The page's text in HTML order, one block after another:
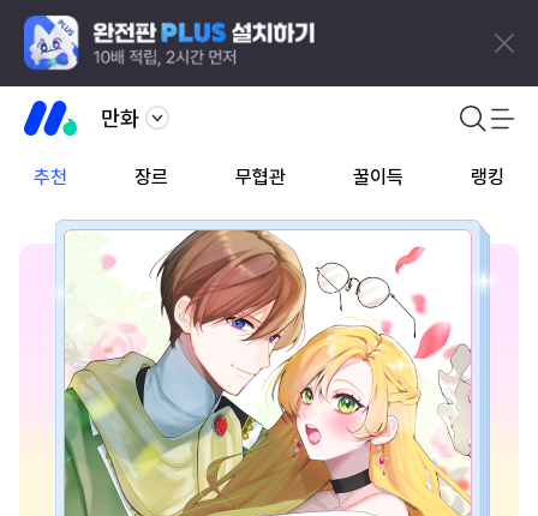
만화
추천 장르 무협관 꿀이득 랭킹